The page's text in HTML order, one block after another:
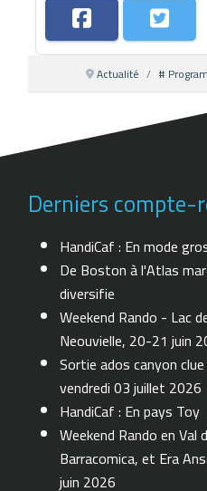
Actualité #
Derniers compte-
HandiCaf : En mode
De Boston à l'Atlas
diversifie
Weekend Rando - Lac
Neouvielle, 20-21 juin
Sortie ados canyon
vendredi 03 juillet 2026
HandiCaf : En pays Toy
Weekend Rando en
Barracomica, et Era
juin 2026